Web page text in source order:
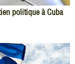
politique à Cuba